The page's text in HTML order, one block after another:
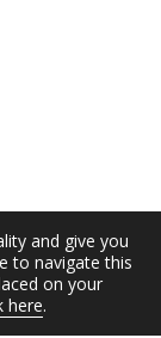
and give you
to navigate this
on your
here.